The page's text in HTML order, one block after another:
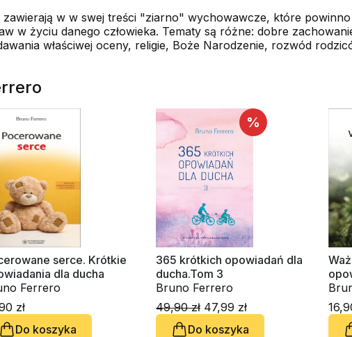
w w swej treści "ziarno" wychowawcze, które
w życiu danego człowieka. Tematy są różne: dobre
właściwej oceny, religie, Boże Narodzenie, rozwód
serce. Krótkie
dla ducha
Ferrero
zł
Do koszyka
%
365 krótkich opowiadań dla
ducha.Tom 3
Bruno Ferrero
49,90 zł 47,99 zł
Do koszyka